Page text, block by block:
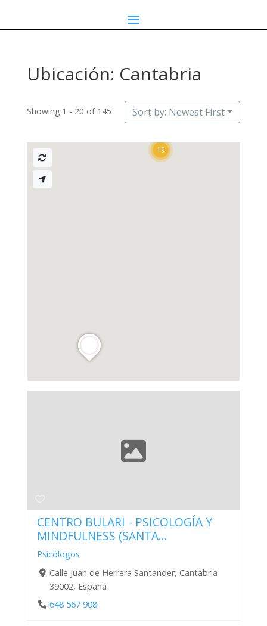
Ubicación: Cantabria
Showing 1 - 20 of 145 Sort by: Newest First
CENTRO BULARI - PSICOLOGÍA Y
MINDFULNESS (SANTA...
Psicólogos
Calle Juan de Herrera Santander, Cantabria
39002, España
648 567 908
19